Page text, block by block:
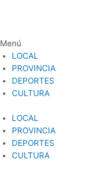
Menú
LOCAL
PROVINCIA
DEPORTES
CULTURA
LOCAL
PROVINCIA
DEPORTES
CULTURA